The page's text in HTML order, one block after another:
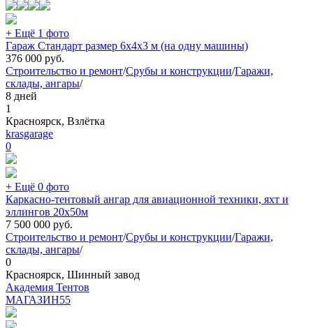
+ Ещё 1 фото
Гараж Стандарт размер 6х4х3 м (на одну машины)
376 000 руб.
Строительство и ремонт/Срубы и конструкции/Гаражи,
склады, ангары/
8 дней
1
Красноярск, Взлётка
krasgarage
0
+ Ещё 0 фото
Каркасно-тентовый ангар для авиационной техники, яхт и
эллингов 20х50м
7 500 000 руб.
Строительство и ремонт/Срубы и конструкции/Гаражи,
склады, ангары/
0
Красноярск, Шинный завод
Академия Тентов
МАГАЗИН55